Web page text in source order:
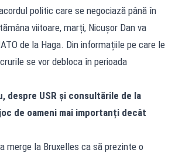
politic care se negociază până în
viitoare, marți, Nicușor Dan va
de la Haga. Din informațiile pe care le
se vor debloca în perioada
despre USR și consultările de la
de oameni mai importanți decât
merge la Bruxelles ca să prezinte o